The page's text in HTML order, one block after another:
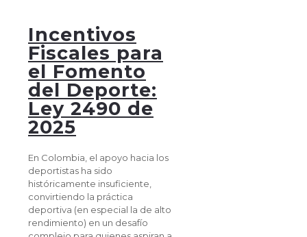
Incentivos
Fiscales para
el Fomento
del Deporte:
Ley 2490 de
2025
En Colombia, el apoyo hacia los
deportistas ha sido
históricamente insuficiente,
convirtiendo la práctica
deportiva (en especial la de alto
rendimiento) en un desafío